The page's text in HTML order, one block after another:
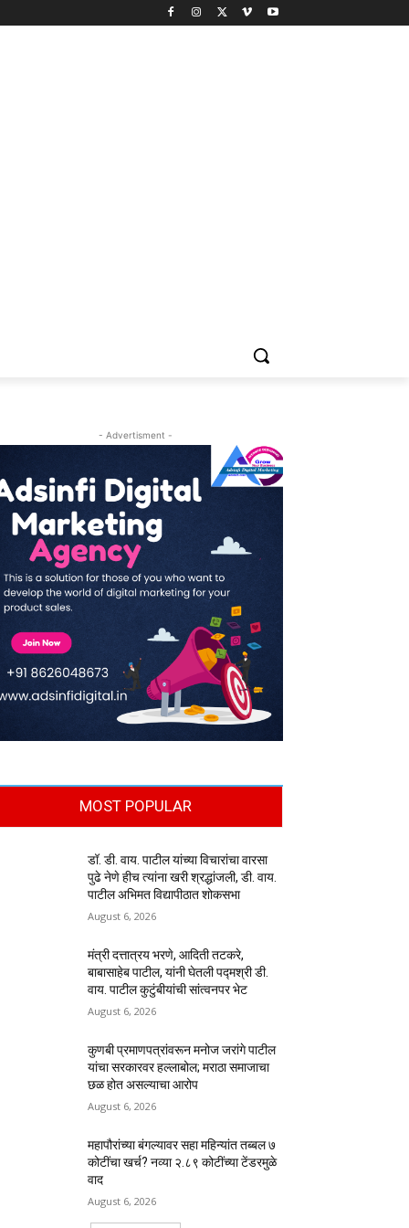
- Advertisment -
MOST POPULAR
डॉ. डी. वाय. पाटील यांच्या विचारांचा वारसा
पुढे नेणे हीच त्यांना खरी श्रद्धांजली, डी. वाय.
पाटील अभिमत विद्यापीठात शोकसभा
August 6, 2026
मंत्री दत्तात्रय भरणे, आदिती तटकरे,
बाबासाहेब पाटील, यांनी घेतली पद्मश्री डी.
वाय. पाटील कुटुंबीयांची सांत्वनपर भेट
August 6, 2026
कुणबी प्रमाणपत्रांवरून मनोज जरांगे पाटील
यांचा सरकारवर हल्लाबोल; मराठा समाजाचा
छळ होत असल्याचा आरोप
August 6, 2026
महापौरांच्या बंगल्यावर सहा महिन्यांत तब्बल ७
कोटींचा खर्च? नव्या २.८९ कोटींच्या टेंडरमुळे
वाद
August 6, 2026